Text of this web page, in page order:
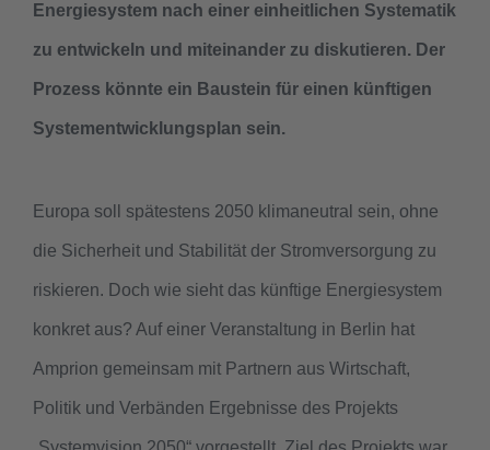
Energiesystem nach einer einheitlichen Systematik
zu entwickeln und miteinander zu diskutieren. Der
Prozess könnte ein Baustein für einen künftigen
Systementwicklungsplan sein.
Europa soll spätestens 2050 klimaneutral sein, ohne
die Sicherheit und Stabilität der Stromversorgung zu
riskieren. Doch wie sieht das künftige Energiesystem
konkret aus? Auf einer Veranstaltung in Berlin hat
Amprion gemeinsam mit Partnern aus Wirtschaft,
Politik und Verbänden Ergebnisse des Projekts